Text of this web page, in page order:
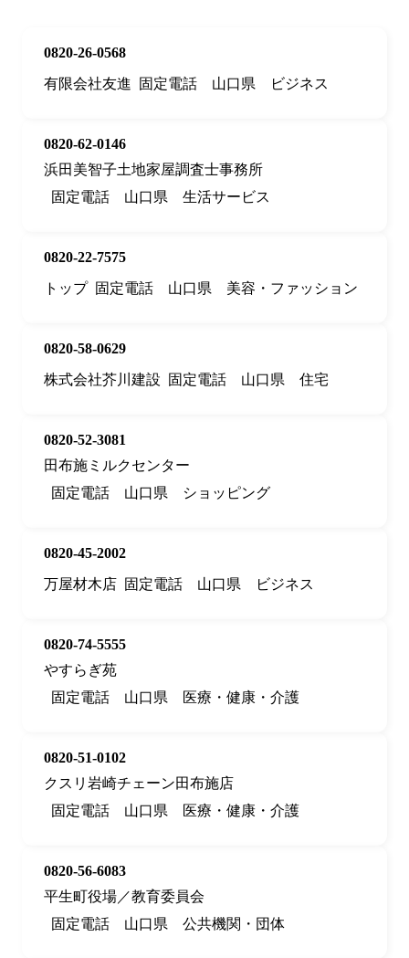
0820-26-0568
有限会社友進
固定電話 山口県 ビジネス
0820-62-0146
浜田美智子土地家屋調査士事務所
固定電話
山口県 生活サービス
0820-22-7575
トップ 固定電話 山口県 美容・ファッション
0820-58-0629
株式会社芥川建設
固定電話 山口県 住宅
0820-52-3081
田布施ミルクセンター
固定電話
山口県 ショッピング
0820-45-2002
万屋材木店 固定電話 山口県 ビジネス
0820-74-5555
やすらぎ苑
固定電話
山口県 医療・健康・介護
0820-51-0102
クスリ岩崎チェーン田布施店
固定電話
山口県 医療・健康・介護
0820-56-6083
平生町役場／教育委員会
固定電話
山口県 公共機関・団体